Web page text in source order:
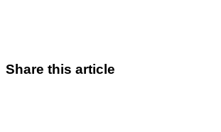
Share this article